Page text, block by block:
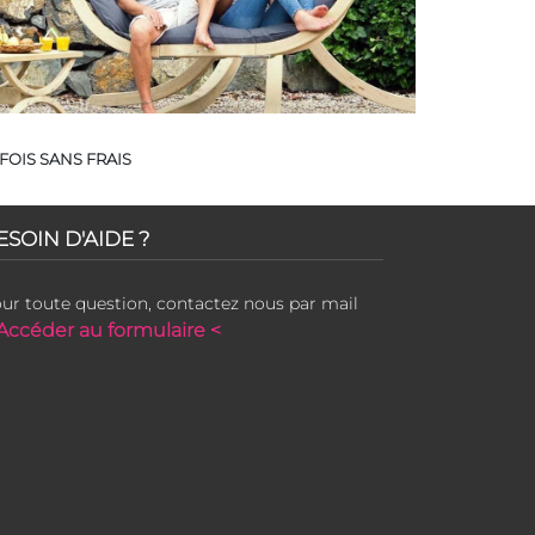
SANS FRAIS
D'AIDE ?
toute question, contactez nous par mail
au formulaire <